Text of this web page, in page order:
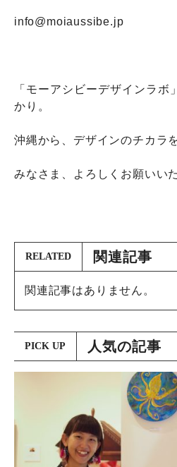
info@moiaussibe.jp
「モーアシビーデザインラ
かり。
沖縄から、デザインのチカラを
みなさま、よろしくお願いい
関連記事
RELATED
関連記事はありません。
人気の記事
PICK UP